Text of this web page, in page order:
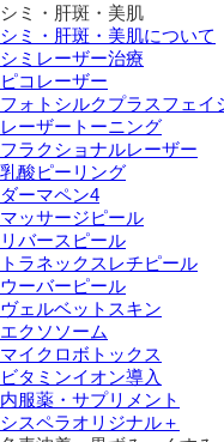
シミ・肝斑・美肌
シミ・肝斑・美肌について
シミレーザー治療
ピコレーザー
フォトシルクプラスフェイ
レーザートーニング
フラクショナルレーザー
乳酸ピーリング
ダーマペン4
マッサージピール
リバースピール
トラネックスレチピール
ウーバーピール
ヴェルベットスキン
エクソソーム
マイクロボトックス
ビタミンイオン導入
内服薬・サプリメント
シスペラオリジナル＋